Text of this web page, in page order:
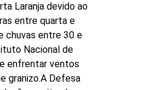
Laranja devido ao
entre quarta e
chuvas entre 30 e
Nacional de
enfrentar ventos
granizo.A Defesa